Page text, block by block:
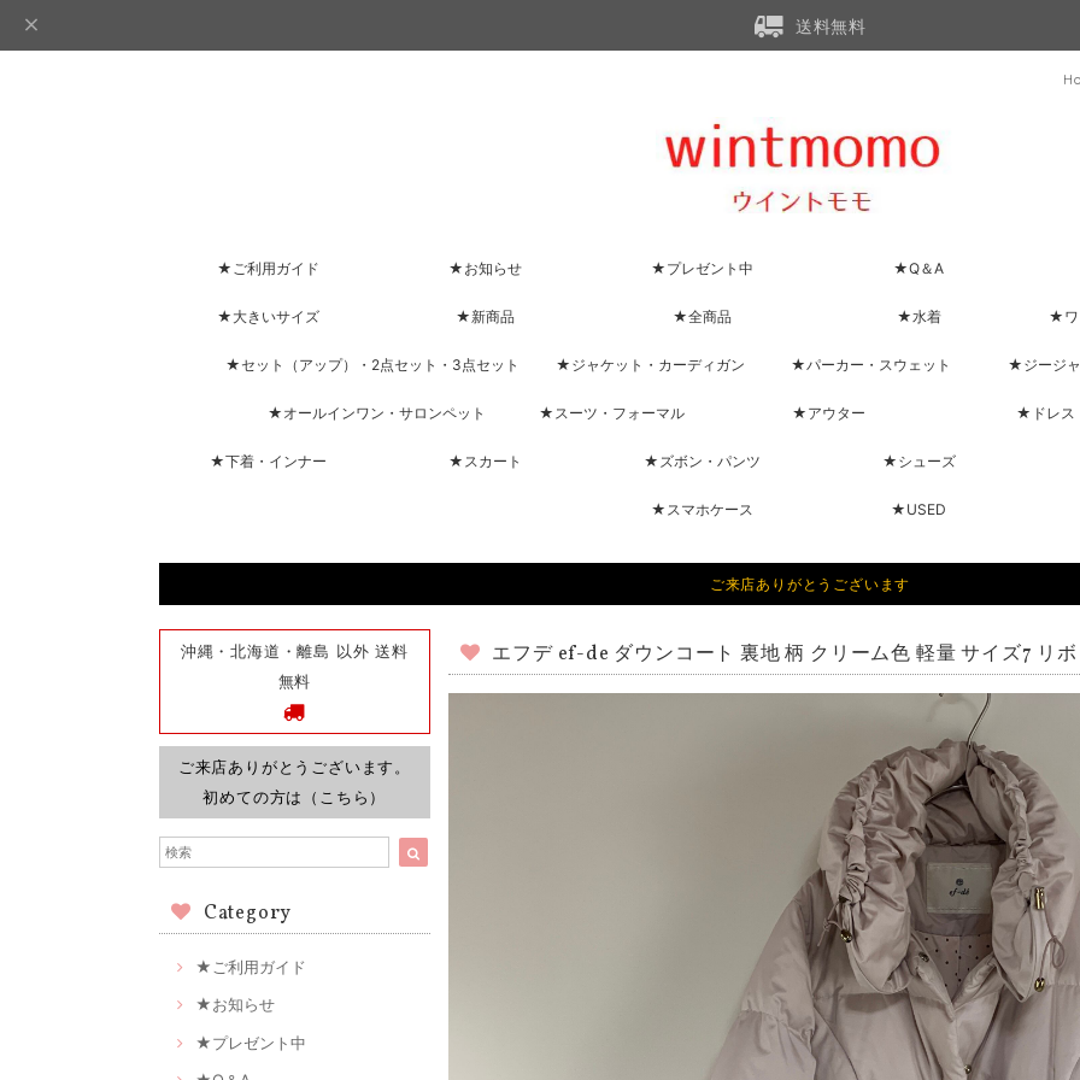
送料無料
★ご利用ガイド ★お知らせ ★プレゼント中 ★Q＆A
★大きいサイズ ★新商品 ★全商品 ★水着 ★ワ
★セット（アップ）・2点セット・3点セット ★ジャケット・カーディガン ★パーカー・スウェット ★ジージ
★オールインワン・サロンペット ★スーツ・フォーマル ★アウター ★ドレス
★下着・インナー ★スカート ★ズボン・パンツ ★シューズ
★スマホケース ★USED
ご来店ありがとうございます
沖縄・北海道・離島 以外 送料
無料
ご来店ありがとうございます。
初めての方は（こちら）
Category
★ご利用ガイド
★お知らせ
★プレゼント中
エフデ ef-de ダウンコート 裏地 柄 クリーム色 軽量 サイズ7 リ